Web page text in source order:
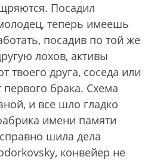
Посадил
теперь имеешь
посадив по той же
лохов, активы
твоего друга, соседа или
брака. Схема
и все шло гладко
имени памяти
шила дела
конвейер не